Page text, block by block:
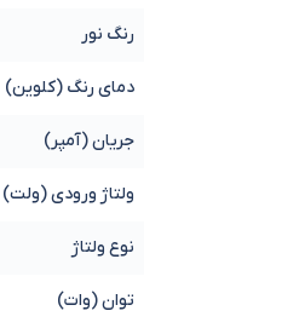
رنگ نور
دمای رنگ (کلوین)
جریان (آمپر)
ولتاژ ورودی (ولت)
نوع ولتاژ
توان (وات)